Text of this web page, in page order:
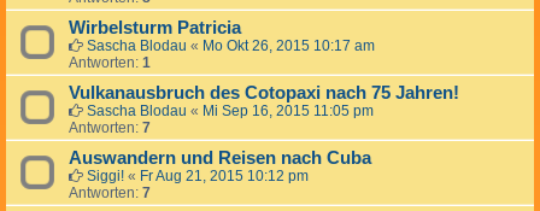
Wirbelsturm Patricia
Sascha Blodau « Mo Okt 26, 2015 10:17 am
Antworten: 1
Vulkanausbruch des Cotopaxi nach 75 Jahren!
Sascha Blodau « Mi Sep 16, 2015 11:05 pm
Antworten: 7
Auswandern und Reisen nach Cuba
Siggi! « Fr Aug 21, 2015 10:12 pm
Antworten: 7